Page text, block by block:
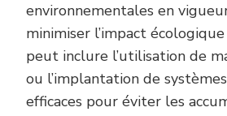
environnementales en
minimiser l’impact
peut inclure l’utilisation de
ou l’implantation de
efficaces pour éviter les